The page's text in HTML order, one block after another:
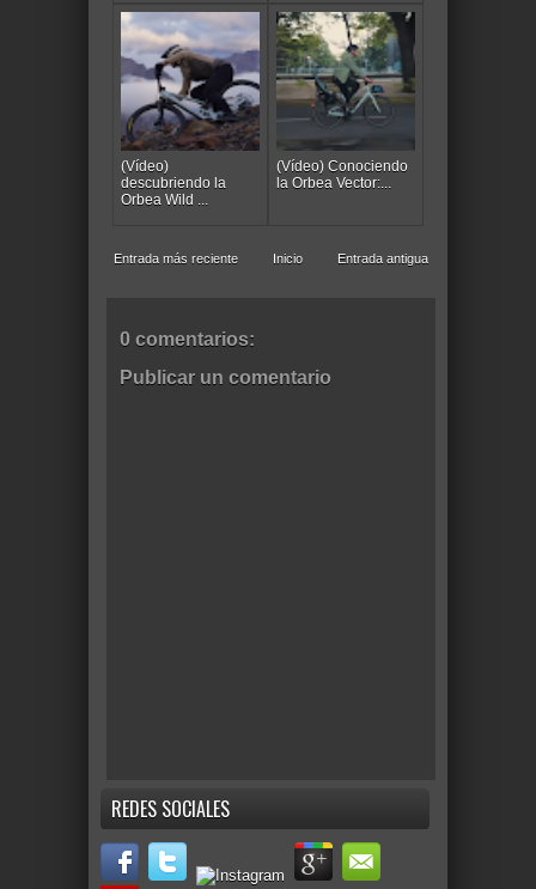
(Vídeo)
descubriendo la
Orbea Wild ...
(Vídeo) Conociendo
la Orbea Vector:...
Entrada más reciente Entrada antigua
Inicio
0 comentarios:
Publicar un comentario
REDES SOCIALES